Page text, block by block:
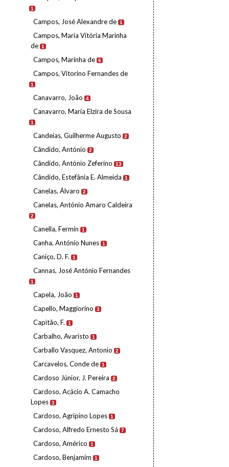
1
Campos, José Alexandre de 1
Campos, Maria Vitória Marinha
de 1
Campos, Marinha de 6
Campos, Vitorino Fernandes de
1
Canavarro, João 4
Canavarro, Maria Elzira de Sousa
1
Candeias, Guilherme Augusto 2
Cândido, António 2
Cândido, António Zeferino 13
Cândido, Estefânia E. Almeida 1
Canelas, Álvaro 2
Canelas, António Amaro Caldeira
2
Canella, Fermin 1
Canha, António Nunes 1
Caniço, D. F. 1
Cannas, José António Fernandes
1
Capela, João 1
Capello, Maggiorino 3
Capitão, F. 1
Carbalho, Avaristo 1
Carballo Vasquez, Antonio 2
Carcavelos, Conde de 1
Cardoso Júnior, J. Pereira 2
Cardoso, Acácio A. Camacho
Lopes 1
Cardoso, Agripino Lopes 1
Cardoso, Alfredo Ernesto Sá 7
Cardoso, Américo 1
Cardoso, Benjamim 1